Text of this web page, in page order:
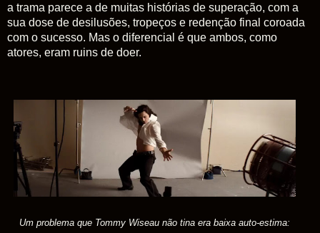
a trama parece a de muitas histórias de superação, com a
sua dose de desilusões, tropeços e redenção final coroada
com o sucesso. Mas o diferencial é que ambos, como
atores, eram ruins de doer.
Um problema que Tommy Wiseau não tina era baixa auto-estima: